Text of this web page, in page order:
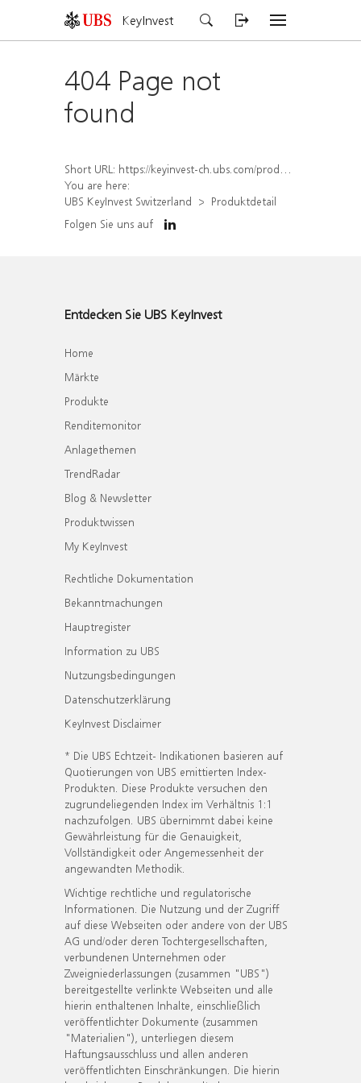
KeyInvest
404 Page not
found
Short URL: https://keyinvest-ch.ubs.com/produkt/detail/index/isin/CH1565646457
You are here:
UBS KeyInvest Switzerland
Produktdetail
Folgen Sie uns auf
Entdecken Sie UBS KeyInvest
Home
Märkte
Produkte
Renditemonitor
Anlagethemen
TrendRadar
Blog & Newsletter
Produktwissen
My KeyInvest
Rechtliche Dokumentation
Bekanntmachungen
Hauptregister
Information zu UBS
Nutzungsbedingungen
Datenschutzerklärung
KeyInvest Disclaimer
* Die UBS Echtzeit- Indikationen basieren auf
Quotierungen von UBS emittierten Index-
Produkten. Diese Produkte versuchen den
zugrundeliegenden Index im Verhältnis 1:1
nachzufolgen. UBS übernimmt dabei keine
Gewährleistung für die Genauigkeit,
Vollständigkeit oder Angemessenheit der
angewandten Methodik.
Wichtige rechtliche und regulatorische
Informationen. Die Nutzung und der Zugriff
auf diese Webseiten oder andere von der UBS
AG und/oder deren Tochtergesellschaften,
verbundenen Unternehmen oder
Zweigniederlassungen (zusammen "UBS")
bereitgestellte verlinkte Webseiten und alle
hierin enthaltenen Inhalte, einschließlich
veröffentlichter Dokumente (zusammen
"Materialien"), unterliegen diesem
Haftungsausschluss und allen anderen
veröffentlichten Einschränkungen. Die hierin